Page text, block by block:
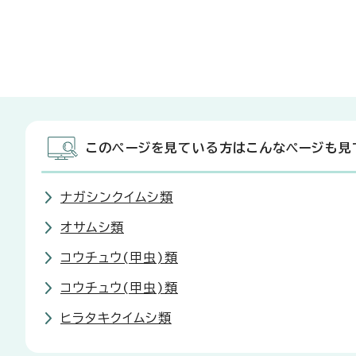
このページを見ている方はこんなページも見
ナガシンクイムシ類
オサムシ類
コウチュウ(甲虫)類
コウチュウ(甲虫)類
ヒラタキクイムシ類